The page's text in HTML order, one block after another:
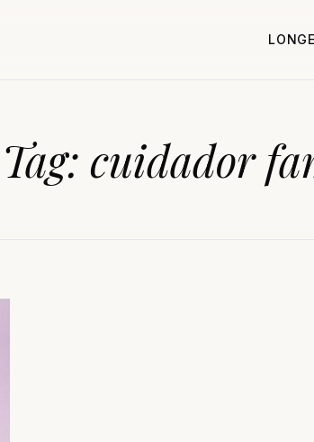
Tag: cuidador